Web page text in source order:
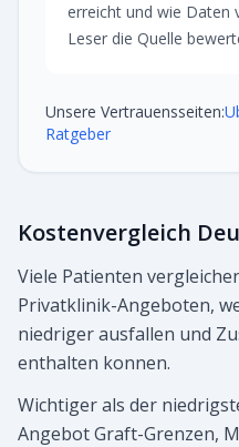
erreicht und wie Daten
Leser die Quelle
Unsere Vertrauensseiten:
Ratgeber
Kostenvergleich
Viele Patienten
Privatklinik-Angeboten,
niedriger ausfallen und
enthalten konnen.
Wichtiger als der
Angebot Graft-Grenzen,